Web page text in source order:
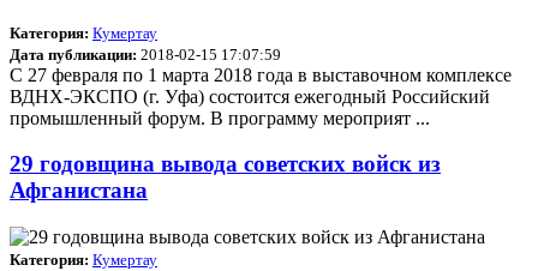
Категория: Кумертау
Дата публикации: 2018-02-15 17:07:59
С 27 февраля по 1 марта 2018 года в выставочном комплексе
ВДНХ-ЭКСПО (г. Уфа) состоится ежегодный Российский
промышленный форум. В программу мероприят ...
29 годовщина вывода советских войск из
Афганистана
Категория: Кумертау